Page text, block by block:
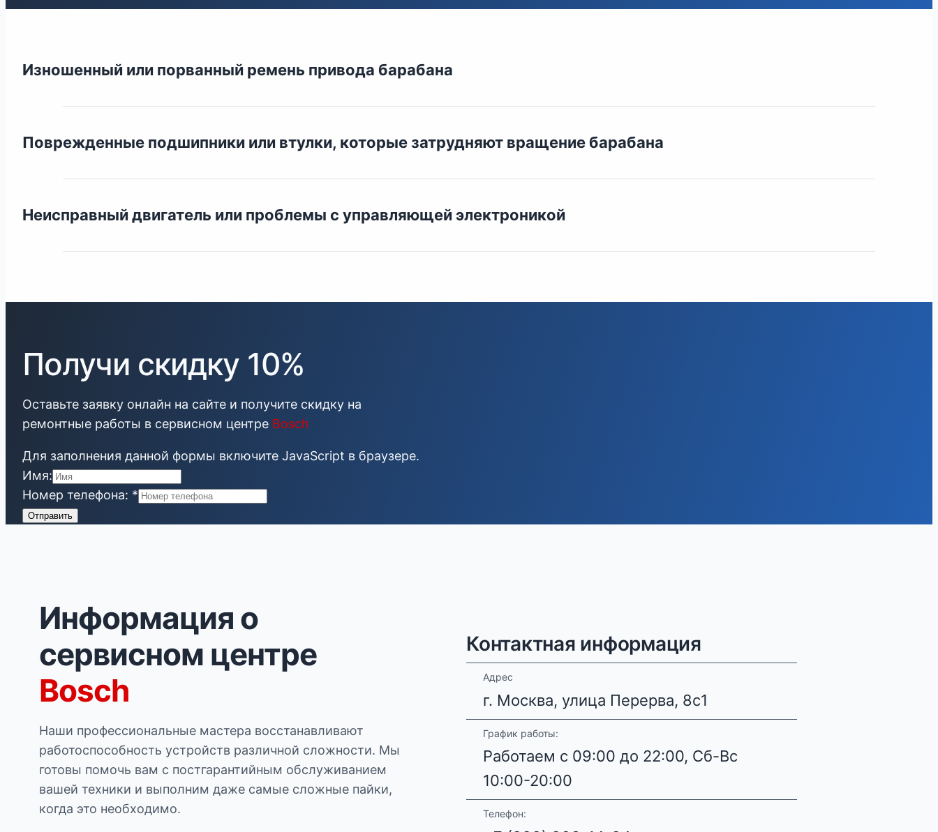
Изношенный или порванный ремень привода барабана
Поврежденные подшипники или втулки, которые затрудняют вращение барабана
Неисправный двигатель или проблемы с управляющей электроникой
Получи скидку 10%
Оставьте заявку онлайн на сайте и получите скидку на
ремонтные работы в сервисном центре Bosch
Для заполнения данной формы включите JavaScript в браузере.
Имя:
Номер телефона: *
Отправить
Информация о
сервисном центре
Bosch
Наши профессиональные мастера восстанавливают
работоспособность устройств различной сложности. Мы
готовы помочь вам с постгарантийным обслуживанием
вашей техники и выполним даже самые сложные пайки,
когда это необходимо.
Контактная информация
Адрес
г. Москва, улица Перерва, 8с1
График работы:
Работаем с 09:00 до 22:00, Сб-Вс
10:00-20:00
Телефон: